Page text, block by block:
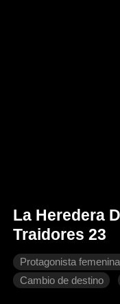
La Heredera
Traidores 23
Protagonista
Cambio de destino